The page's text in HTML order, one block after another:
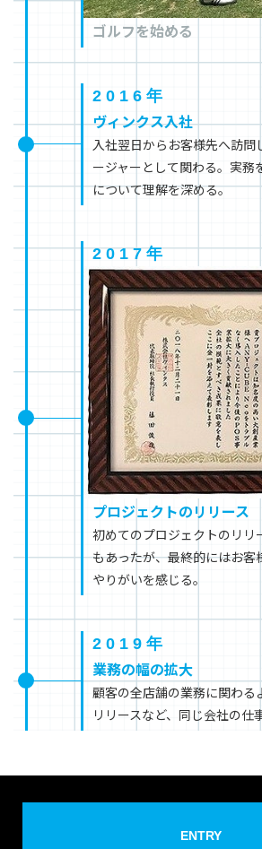
ゴルフを始める
2016年
ヴィンクス入社
入社翌日からお客様先へ訪問
ージャーとして関わる。実務
について理解を深める。
2017年
プロジェクトのリリース
初めてのプロジェクトのリリ
もあったが、最終的にはお客
やりがいを感じる。
2019年
業務の幅の拡大
顧客の全店舗の業務に関わる
リリースなど、同じ会社の仕
ENTRY